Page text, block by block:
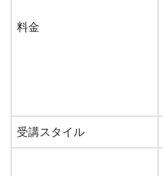
料金
受講スタイル